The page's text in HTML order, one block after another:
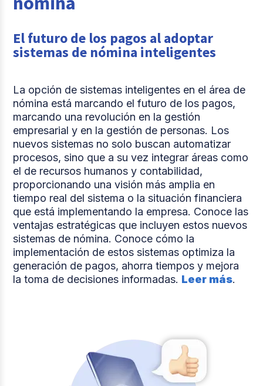
gestión de la IA
Comparte
El futuro de los pagos al adoptar
sistemas de nómina inteligentes
La opción de sistemas inteligentes en el área de
nómina está marcando el futuro de los pagos,
marcando una revolución en la gestión
empresarial y en la gestión de personas. Los
nuevos sistemas no solo buscan automatizar
procesos, sino que a su vez integrar áreas como
el de recursos humanos y contabilidad,
proporcionando una visión más amplia en
tiempo real del sistema o la situación financiera
que está implementando la empresa. Conoce las
ventajas estratégicas que incluyen estos nuevos
sistemas de nómina. Conoce cómo la
implementación de estos sistemas optimiza la
generación de pagos, ahorra tiempos y mejora
la toma de decisiones informadas. Leer más.